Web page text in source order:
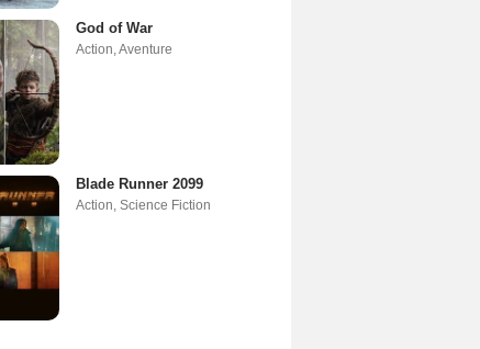
God of War
Action,Aventure
Blade Runner 2099
Action, Science Fiction